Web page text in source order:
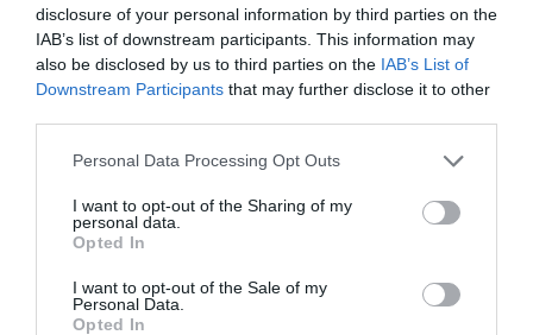
disclosure of your personal information by third parties on the
IAB’s list of downstream participants. This information may
also be disclosed by us to third parties on the IAB’s List of
Downstream Participants that may further disclose it to other
Personal Data Processing Opt Outs
I want to opt-out of the Sharing of my
personal data.
Opted In
I want to opt-out of the Sale of my
Personal Data.
Opted In